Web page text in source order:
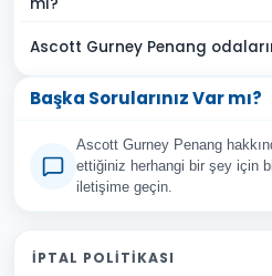
Ascott Gurney Penang
Başka Sorularınız Var mı?
Ascott Gurney Penang
ettiğiniz herhangi bir şey için
iletişime geçin.
Adınız Soyadınız
İPTAL POLITIKASI